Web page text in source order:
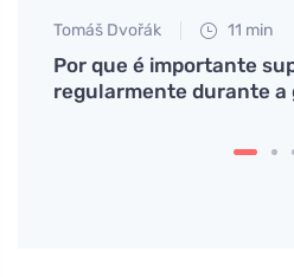
Tomáš Dvořák 11 min
Por que é importante
regularmente durante a